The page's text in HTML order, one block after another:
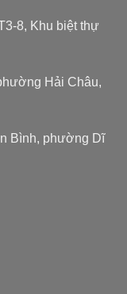
8, Khu biệt thự
Hải Châu,
Bình, phường Dĩ